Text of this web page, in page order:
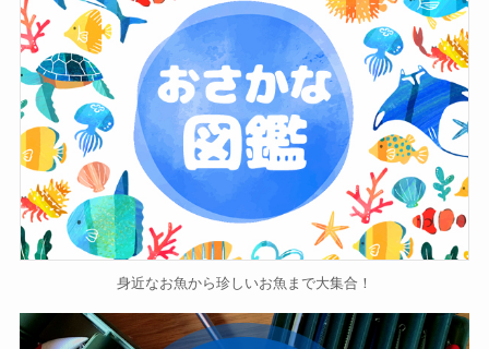
身近なお魚から珍しいお魚まで大集合！